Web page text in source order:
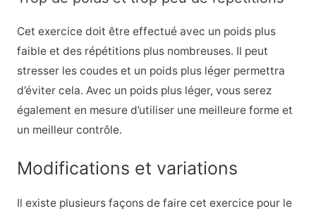
Cet exercice doit être effectué avec un poids plus
faible et des répétitions plus nombreuses. Il peut
stresser les coudes et un poids plus léger permettra
d’éviter cela. Avec un poids plus léger, vous serez
également en mesure d’utiliser une meilleure forme et
un meilleur contrôle.
Modifications et variations
Il existe plusieurs façons de faire cet exercice pour le